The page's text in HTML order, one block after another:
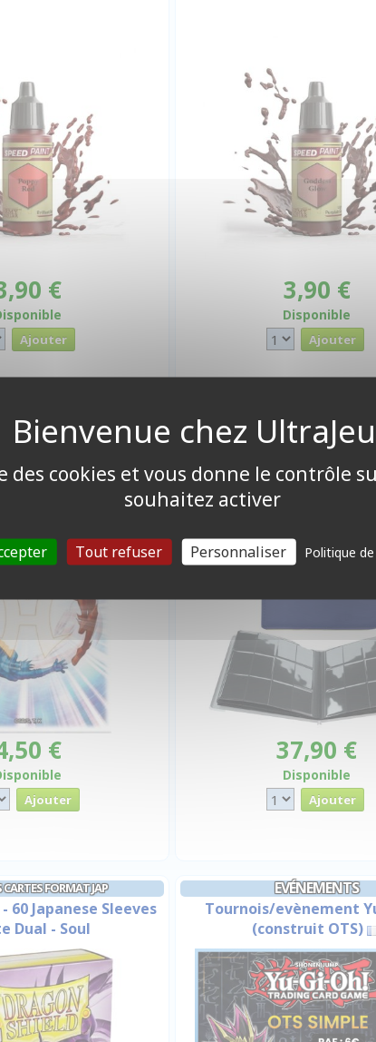
€ 3,90 €
Disponible
CARTES FORMAT JAP
Hero par 50
€
PORTFOLIO
Pro-binder - A4 - 12 Cases -
- Bleu nuit
37,90 €
Disponible
CARTES FORMAT JAP
60 Japanese Sleeves
Dual - Soul
EVÉNEMENTS
Tournois/evènement
(construit OTS)
des cookies et vous donne le contrôle
souhaitez activer
Tout refuser Personnaliser Politique